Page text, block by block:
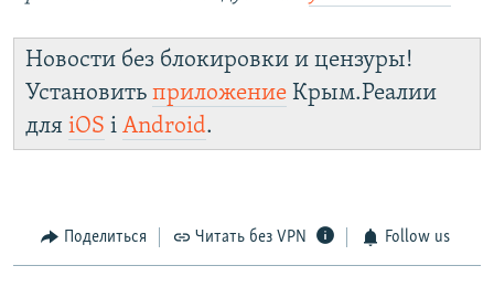
Новости без блокировки и цензуры!
Установить приложение Крым.Реалии
для iOS і Android.
Поделиться Читать без VPN Follow us